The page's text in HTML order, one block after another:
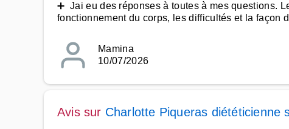
➕ Jai eu des réponses à toutes à mes questions.
fonctionnement du corps, les difficultés et la façon
Mamina
10/07/2026
Avis sur Charlotte Piqueras diététicienne